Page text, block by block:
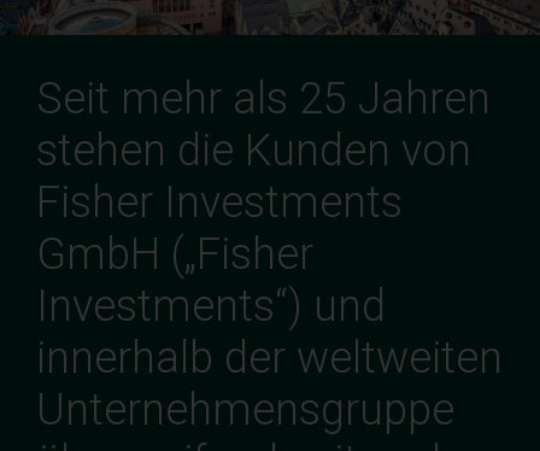
Seit mehr als 25 Jahren
stehen die Kunden von
Fisher Investments
GmbH („Fisher
Investments“) und
innerhalb der weltweiten
Unternehmensgruppe